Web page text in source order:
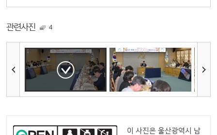
관련사진 4
이 사진은 울산광역시 남